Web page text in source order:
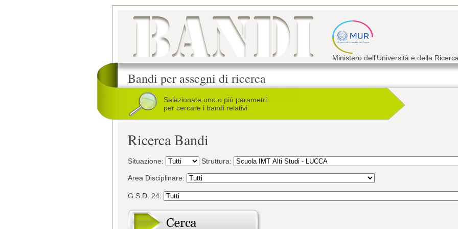
Ministero dell'Università e della
Bandi per assegni di ricerca
Selezionate uno o più parametri
per cercare i bandi relativi
Ricerca Bandi
Situazione: Struttura:
Area Disciplinare:
G.S.D. 24: